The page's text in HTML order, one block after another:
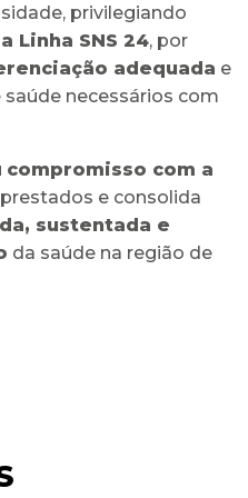
privilegiando
Linha SNS 24, por
adequada e
necessários com
compromisso com a
e consolida
sustentada e
da saúde na região de